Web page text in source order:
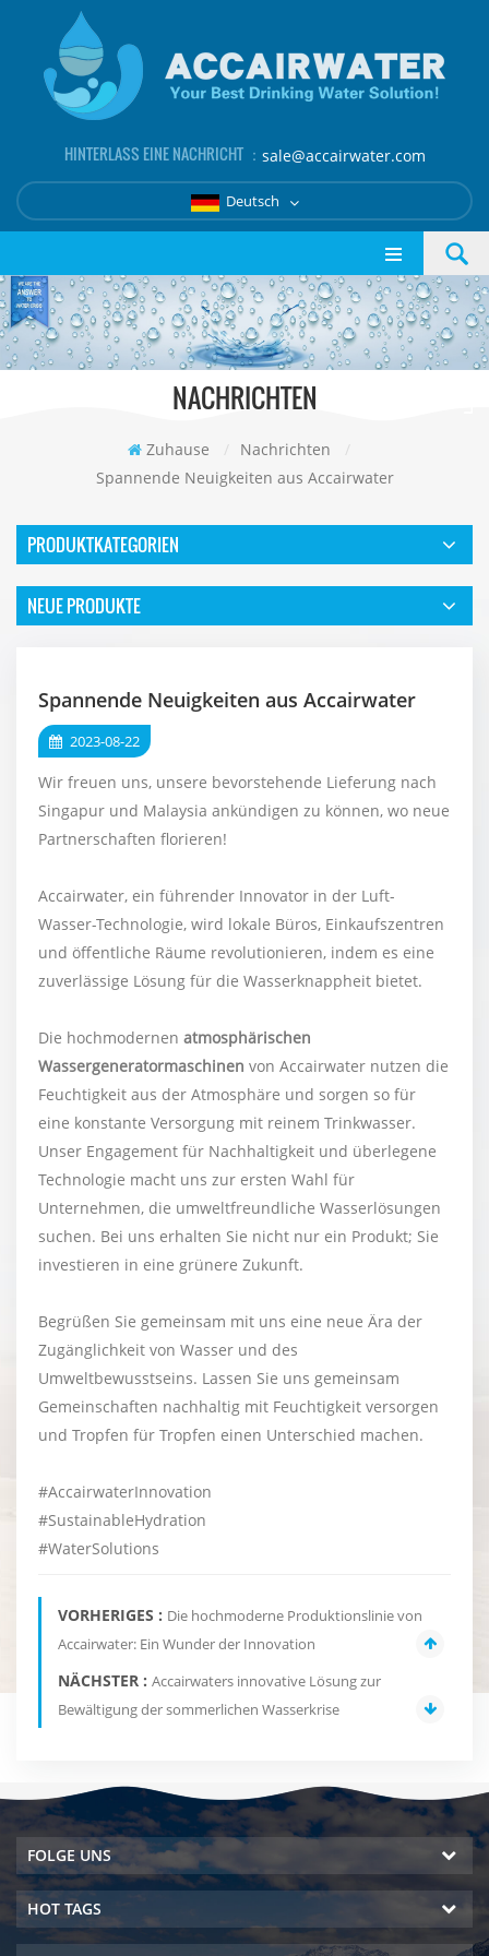
HINTERLASS EINE NACHRICHT ： sale@accairwater.com
Deutsch
NACHRICHTEN
Zuhause / Nachrichten
/
Spannende Neuigkeiten aus Accairwater
PRODUKTKATEGORIEN
NEUE PRODUKTE
Spannende Neuigkeiten aus Accairwater
2023-08-22
Wir freuen uns, unsere bevorstehende Lieferung nach
Singapur und Malaysia ankündigen zu können, wo neue
Partnerschaften florieren!
Accairwater, ein führender Innovator in der Luft-
Wasser-Technologie, wird lokale Büros, Einkaufszentren
und öffentliche Räume revolutionieren, indem es eine
zuverlässige Lösung für die Wasserknappheit bietet.
Die hochmodernen atmosphärischen
Wassergeneratormaschinen von Accairwater nutzen die
Feuchtigkeit aus der Atmosphäre und sorgen so für
eine konstante Versorgung mit reinem Trinkwasser.
Unser Engagement für Nachhaltigkeit und überlegene
Technologie macht uns zur ersten Wahl für
Unternehmen, die umweltfreundliche Wasserlösungen
suchen. Bei uns erhalten Sie nicht nur ein Produkt; Sie
investieren in eine grünere Zukunft.
Begrüßen Sie gemeinsam mit uns eine neue Ära der
Zugänglichkeit von Wasser und des
Umweltbewusstseins. Lassen Sie uns gemeinsam
Gemeinschaften nachhaltig mit Feuchtigkeit versorgen
und Tropfen für Tropfen einen Unterschied machen.
#AccairwaterInnovation
#SustainableHydration
#WaterSolutions
VORHERIGES : Die hochmoderne Produktionslinie von
Accairwater: Ein Wunder der Innovation
NÄCHSTER : Accairwaters innovative Lösung zur
Bewältigung der sommerlichen Wasserkrise
FOLGE UNS
HOT TAGS